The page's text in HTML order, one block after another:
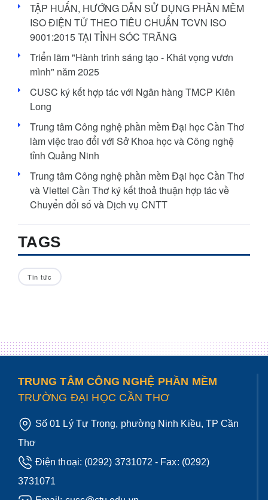
TẬP HUẤN, HƯỚNG DẪN SỬ DỤNG PHẦN MỀM
ISO ĐIỆN TỬ THEO TIÊU CHUẨN TCVN ISO
9001:2015 TẠI TỈNH SÓC TRĂNG
Triển lãm "Hành trình sáng tạo - Khát vọng vươn
mình" năm 2025
CUSC ký kết hợp tác với Ngân hàng TMCP Kiên
Long
Trung tâm Công nghệ phần mềm Đại học Cần Thơ
làm việc trao đổi với Sở Khoa học và Công nghệ
tỉnh Quảng Ninh
Trung tâm Công nghệ phần mềm Đại học Cần Thơ
và Viettel Cần Thơ ký kết thoả thuận hợp tác về
Chuyển đổi số và Dịch vụ CNTT
TAGS
Tin tức
TRUNG TÂM CÔNG NGHỆ PHẦN MỀM
TRƯỜNG ĐẠI HỌC CẦN THƠ
Số 01 Lý Tự Trọng, phường Ninh Kiều, TP Cần
Thơ
Điện thoại: (0292) 3731072 - Fax: (0292)
3731071